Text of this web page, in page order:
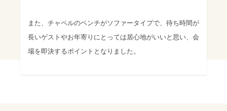
また、チャペルのベンチがソファータイプで、待ち時間が
長いゲストやお年寄りにとっては居心地がいいと思い、会
場を即決するポイントとなりました。